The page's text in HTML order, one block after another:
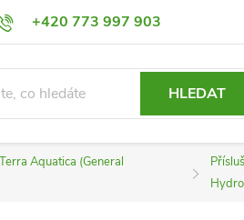
+420 773 997 903
a Vrácení Podmínky ochrany osobních
HLEDAT
Aquatica (General